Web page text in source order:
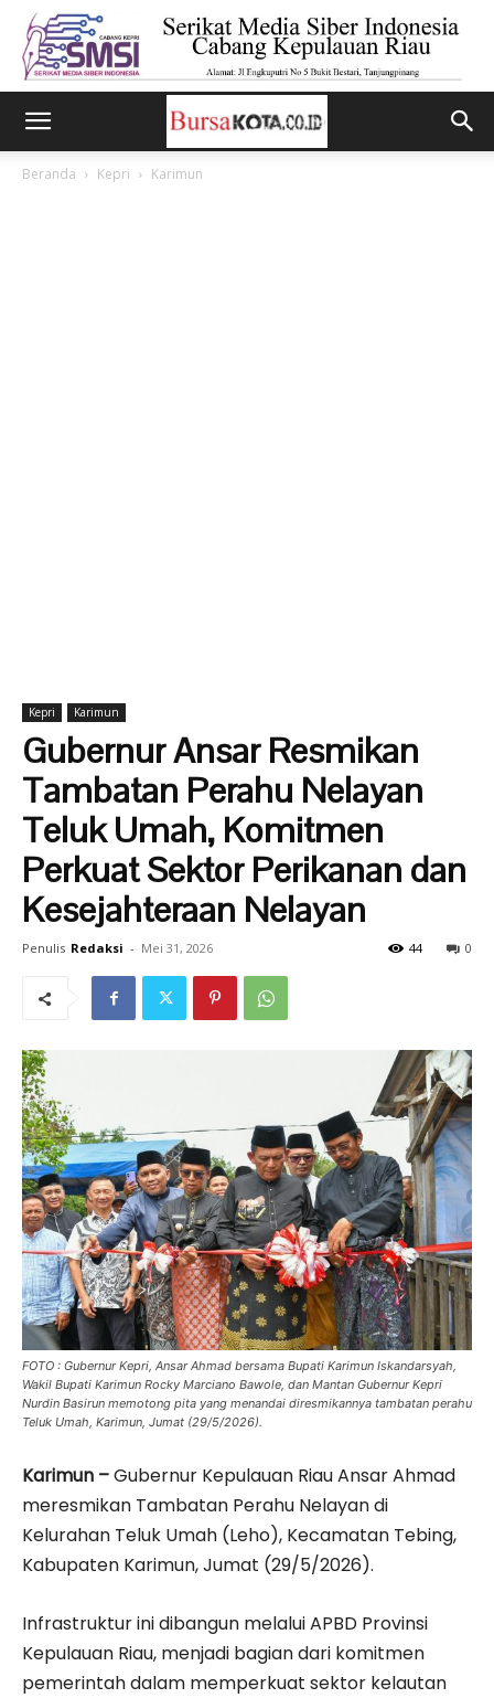
Beranda Kepri Karimun
Kepri Karimun
Gubernur Ansar Resmikan
Tambatan Perahu Nelayan
Teluk Umah, Komitmen
Perkuat Sektor Perikanan dan
Kesejahteraan Nelayan
Penulis Redaksi - Mei 31, 2026 0
44
FOTO : Gubernur Kepri, Ansar Ahmad bersama Bupati Karimun Iskandarsyah,
Wakil Bupati Karimun Rocky Marciano Bawole, dan Mantan Gubernur Kepri
Nurdin Basirun memotong pita yang menandai diresmikannya tambatan perahu
Teluk Umah, Karimun, Jumat (29/5/2026).
Karimun –Gubernur Kepulauan Riau Ansar Ahmad
meresmikan Tambatan Perahu Nelayan di
Kelurahan Teluk Umah (Leho), Kecamatan Tebing,
Kabupaten Karimun, Jumat (29/5/2026).
Infrastruktur ini dibangun melalui APBD Provinsi
Kepulauan Riau, menjadi bagian dari komitmen
pemerintah dalam memperkuat sektor kelautan